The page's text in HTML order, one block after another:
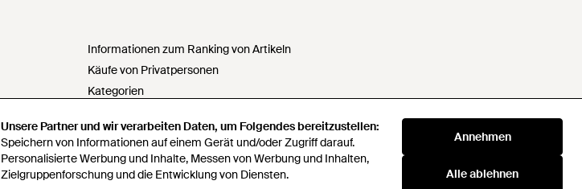
Unsere Partner und wir verarbeiten Daten, um Folgendes bereitzustellen:
Speichern von Informationen auf einem Gerät und/oder Zugriff darauf.
Personalisierte Werbung und Inhalte, Messen von Werbung und Inhalten,
Zielgruppenforschung und die Entwicklung von Diensten.
Annehmen
Alle ablehnen
Informationen zum Ranking von Artikeln
Käufe von Privatpersonen
Kategorien
Meine personenbezogenen Daten nicht verkaufen oder
weitergeben
Erklärung zur modernen Sklaverei